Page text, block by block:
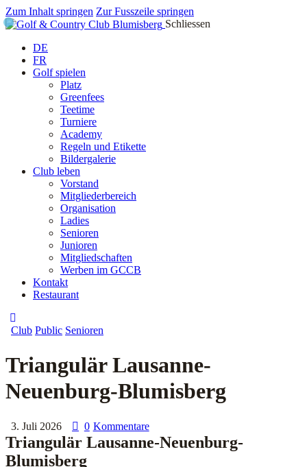
Zum Inhalt springen Zur Fusszeile springen
Schliessen
DE
FR
Golf spielen
Platz
Greenfees
Teetime
Turniere
Academy
Regeln und Etikette
Bildergalerie
Club leben
Vorstand
Mitgliederbereich
Organisation
Ladies
Senioren
Junioren
Mitgliedschaften
Werben im GCCB
Kontakt
Restaurant
Club Public Senioren
Triangulär Lausanne-
Neuenburg-Blumisberg
3. Juli 2026 0 Kommentare
Triangulär Lausanne-Neuenburg-
Blumisberg